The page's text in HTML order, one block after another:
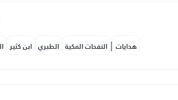
ابن كثير الطبري النفحات المكية | هدايات